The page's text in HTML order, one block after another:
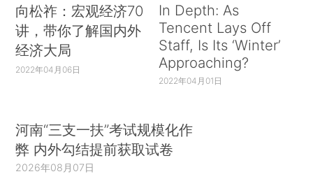
向松祚：宏观经济70
讲，带你了解国内外
经济大局
2022年04月06日
In Depth: As
Tencent Lays Off
Staff, Is Its ‘Winter’
Approaching?
2022年04月01日
河南“三支一扶”考试规模化作
弊 内外勾结提前获取试卷
2026年08月07日